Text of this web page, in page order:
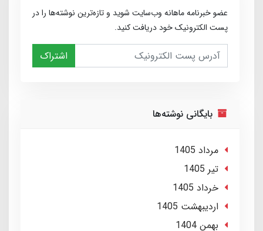
عضو خبرنامه ماهانه وب‌سایت شوید و تازه‌ترین نوشته‌ها را در
پست الکترونیک خود دریافت کنید.
اشتراک
بایگانی نوشته‌ها
مرداد 1405
تير 1405
خرداد 1405
ارديبهشت 1405
بهمن 1404